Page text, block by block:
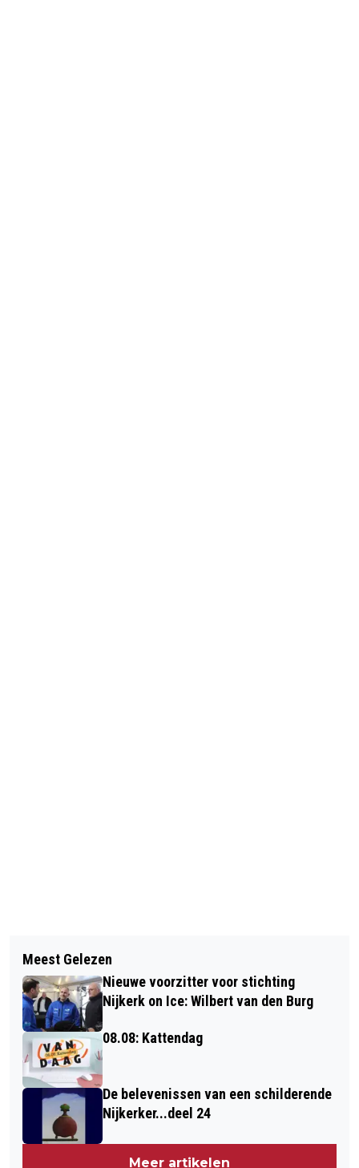
VAN HARTENPAD IS NIET ZO MAAR
EEN PAD
DE ELEPHANT PARADE KOMT ER AAN
Meest Gelezen
Nieuwe voorzitter voor stichting
Nijkerk on Ice: Wilbert van den Burg
08.08: Kattendag
De belevenissen van een schilderende
Nijkerker...deel 24
Meer artikelen